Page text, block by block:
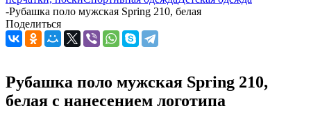
-Рубашка поло мужская Spring 210, белая
Поделиться
Рубашка поло мужская Spring 210,
белая с нанесением логотипа